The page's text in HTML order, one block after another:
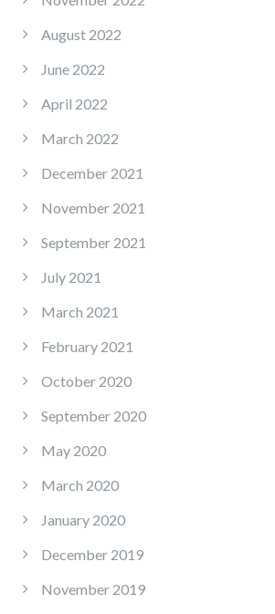
August 2022
June 2022
April 2022
March 2022
December 2021
November 2021
September 2021
July 2021
March 2021
February 2021
October 2020
September 2020
May 2020
March 2020
January 2020
December 2019
November 2019